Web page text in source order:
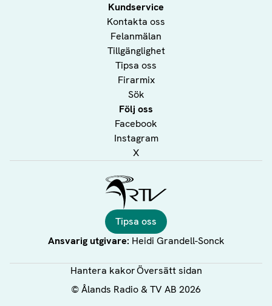
Kundservice
Kontakta oss
Felanmälan
Tillgänglighet
Tipsa oss
Firarmix
Sök
Följ oss
Facebook
Instagram
X
Tipsa oss
Ansvarig utgivare: Heidi Grandell-Sonck
Hantera kakorÖversätt sidan
©Ålands Radio & TV AB 2026